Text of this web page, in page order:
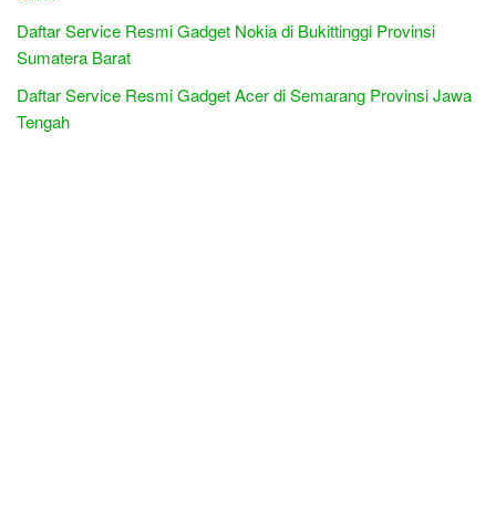
Daftar Service Resmi Gadget Nokia di Bukittinggi Provinsi
Sumatera Barat
Daftar Service Resmi Gadget Acer di Semarang Provinsi Jawa
Tengah